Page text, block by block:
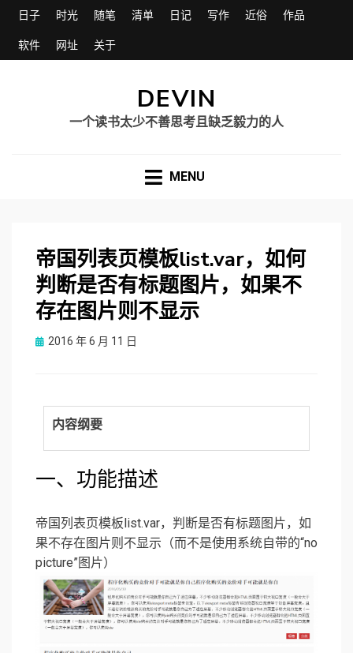
日子 时光 随笔 清单 日记 写作 近俗 作品
软件 网址 关于
DEVIN
一个读书太少不善思考且缺乏毅力的人
MENU
帝国列表页模板list.var，如何
判断是否有标题图片，如果不
存在图片则不显示
Posted
2016 年 6 月 11 日
内容纲要
一、功能描述
帝国列表页模板list.var，判断是否有标题图片，如
果不存在图片则不显示（而不是使用系统自带的“no
picture”图片）